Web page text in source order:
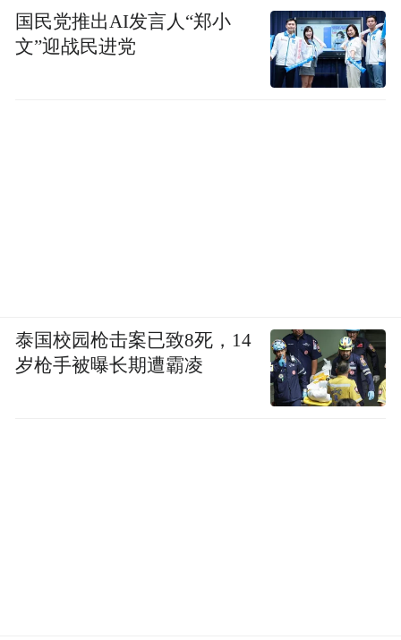
国民党推出AI发言人“郑小
文”迎战民进党
泰国校园枪击案已致8死，14
岁枪手被曝长期遭霸凌